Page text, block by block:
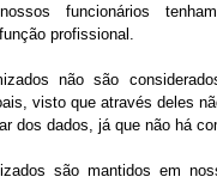
funcionários
profissional.
não são
visto que através deles
dos dados, já que não há
são mantidos em